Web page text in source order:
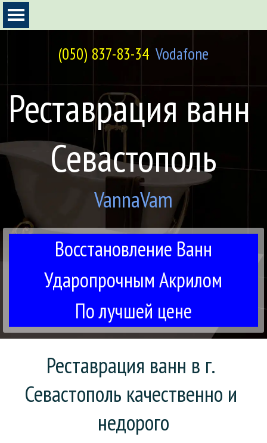
Перейти к контенту
Пропустить меню
(050) 837-83-34Vodafone
Реставрация ванн
Севастополь
VannaVam
Восстановление Ванн
Ударопрочным Акрилом
По лучшей цене
Реставрация ванн в г.
Севастополь качественно и
недорого